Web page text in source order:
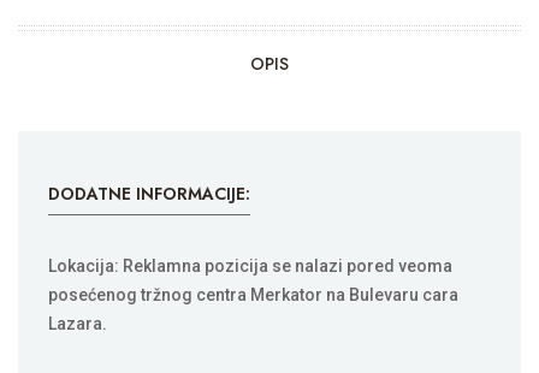
OPIS
DODATNE INFORMACIJE:
Lokacija: Reklamna pozicija se nalazi pored veoma
posećenog tržnog centra Merkator na Bulevaru cara
Lazara.